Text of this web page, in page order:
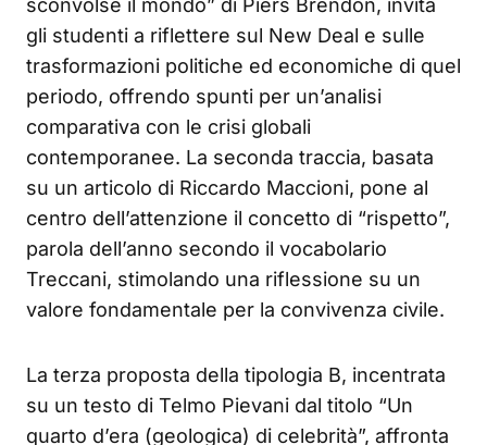
sconvolse il mondo” di Piers Brendon, invita
gli studenti a riflettere sul New Deal e sulle
trasformazioni politiche ed economiche di quel
periodo, offrendo spunti per un’analisi
comparativa con le crisi globali
contemporanee. La seconda traccia, basata
su un articolo di Riccardo Maccioni, pone al
centro dell’attenzione il concetto di “rispetto”,
parola dell’anno secondo il vocabolario
Treccani, stimolando una riflessione su un
valore fondamentale per la convivenza civile.
La terza proposta della tipologia B, incentrata
su un testo di Telmo Pievani dal titolo “Un
quarto d’era (geologica) di celebrità”, affronta